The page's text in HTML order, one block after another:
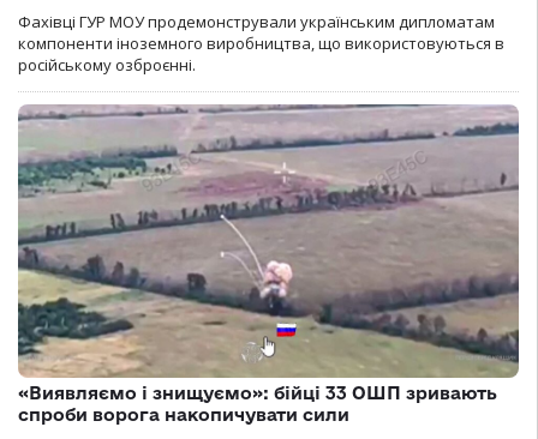
Фахівці ГУР МОУ продемонстрували українським дипломатам
компоненти іноземного виробництва, що використовуються в
російському озброєнні.
«Виявляємо і знищуємо»: бійці 33 ОШП зривають
спроби ворога накопичувати сили